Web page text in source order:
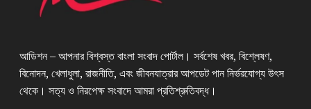
আডিশন – আপনার বিশ্বস্ত বাংলা সংবাদ পোর্টাল। সর্বশেষ খবর, বিশ্লেষণ,
বিনোদন, খেলাধুলা, রাজনীতি, এবং জীবনযাত্রার আপডেট পান নির্ভরযোগ্য উৎস
থেকে। সত্য ও নিরপেক্ষ সংবাদে আমরা প্রতিশ্রুতিবদ্ধ।